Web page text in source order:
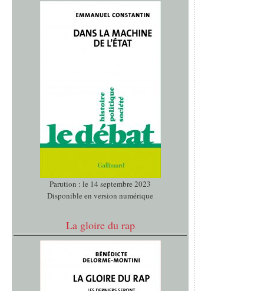
Parution : le 14 septembre 2023
Disponible en version numérique
La gloire du rap